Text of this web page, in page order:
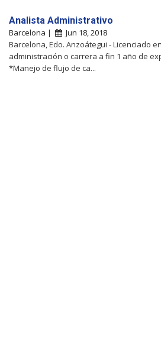
Analista Administrativo
Barcelona |
Jun 18, 2018
Barcelona, Edo. Anzoátegui - Licenciado
administración o carrera a fin 1 año de
*Manejo de flujo de ca...